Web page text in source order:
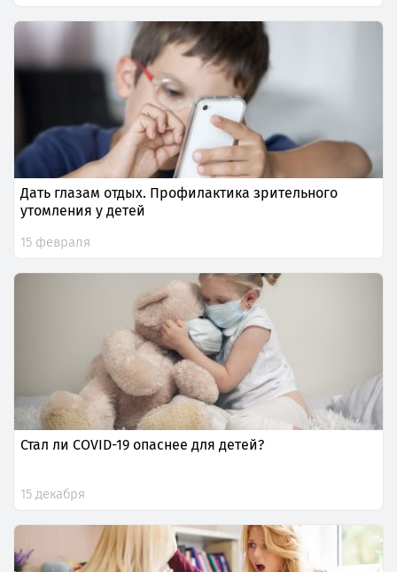
Дать глазам отдых. Профилактика зрительного
утомления у детей
15 февраля
Стал ли СOVID-19 опаснее для детей?
15 декабря